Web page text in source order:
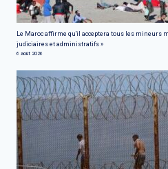
Le Maroc affirme qu'il acceptera tous les mineurs
judiciaires et administratifs »
6 août 2026